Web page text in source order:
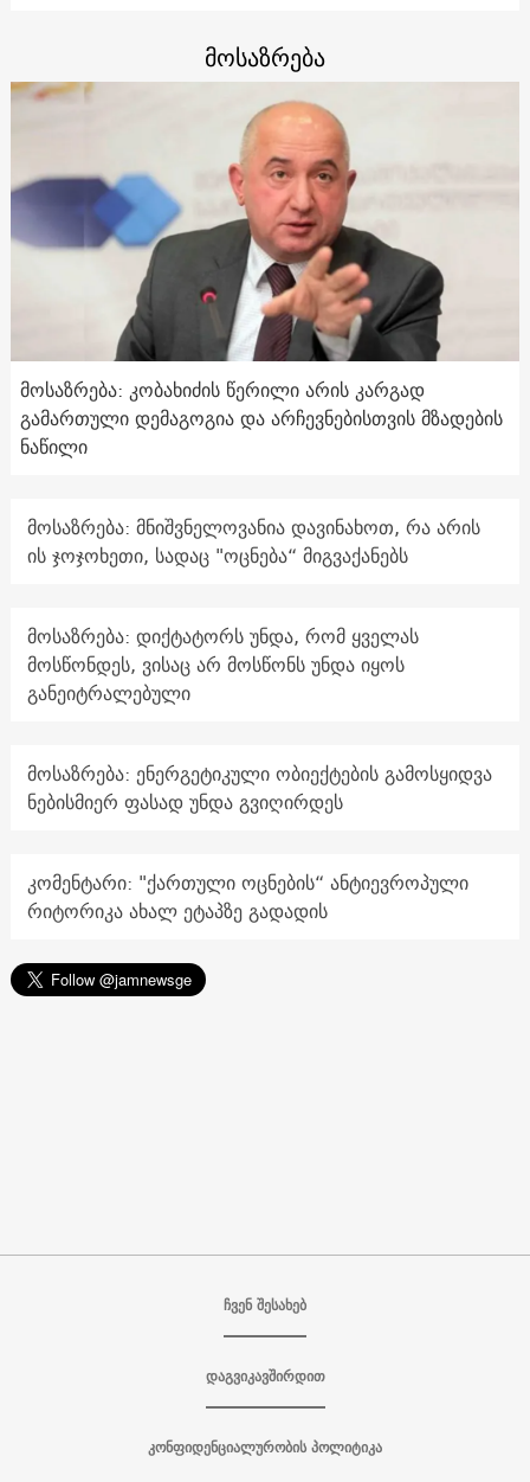
მოსაზრება
მოსაზრება: კობახიძის წერილი არის კარგად
გამართული დემაგოგია და არჩევნებისთვის მზადების
ნაწილი
მოსაზრება: მნიშვნელოვანია დავინახოთ, რა არის
ის ჯოჯოხეთი, სადაც "ოცნება“ მიგვაქანებს
მოსაზრება: დიქტატორს უნდა, რომ ყველას
მოსწონდეს, ვისაც არ მოსწონს უნდა იყოს
განეიტრალებული
მოსაზრება: ენერგეტიკული ობიექტების გამოსყიდვა
ნებისმიერ ფასად უნდა გვიღირდეს
კომენტარი: "ქართული ოცნების“ ანტიევროპული
რიტორიკა ახალ ეტაპზე გადადის
ჩვენ შესახებ
დაგვიკავშირდით
კონფიდენციალურობის პოლიტიკა